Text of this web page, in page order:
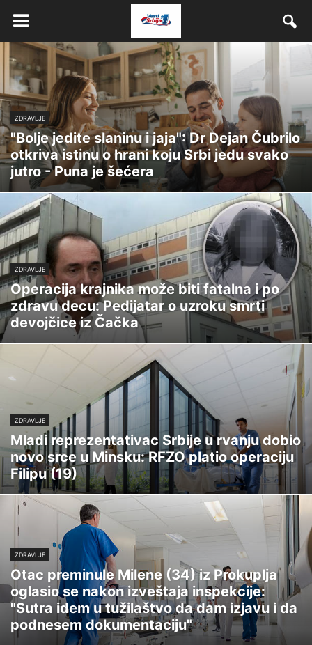
ZDRAVLJE
"Bolje jedite slaninu i jaja": Dr Dejan Čubrilo
otkriva istinu o hrani koju Srbi jedu svako
jutro - Puna je šećera
ZDRAVLJE
Operacija krajnika može biti fatalna i po
zdravu decu: Pedijatar o uzroku smrti
devojčice iz Čačka
ZDRAVLJE
Mladi reprezentativac Srbije u rvanju dobio
novo srce u Minsku: RFZO platio operaciju
Filipu (19)
ZDRAVLJE
Otac preminule Milene (34) iz Prokuplja
oglasio se nakon izveštaja inspekcije:
"Sutra idem u tužilaštvo da dam izjavu i da
podnesem dokumentaciju"